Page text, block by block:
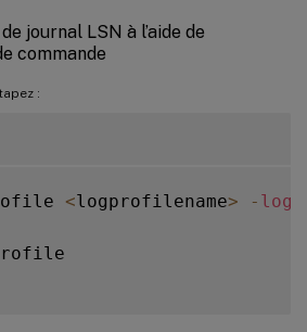
journal LSN à l’aide de
commande
:
<logprofilename> -